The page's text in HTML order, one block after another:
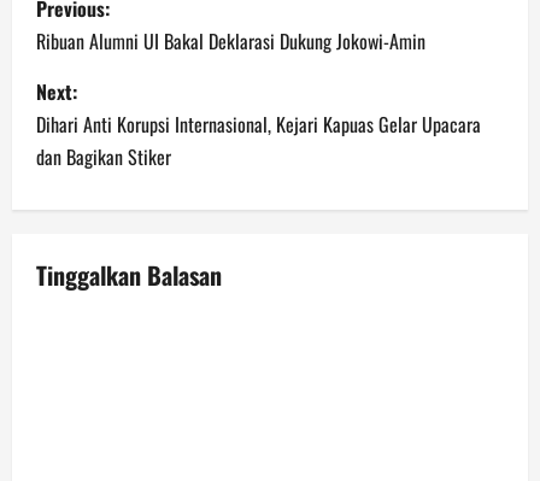
o
s
t
n
a
v
Previous:
Ribuan Alumni UI Bakal Deklarasi Dukung Jokowi-Amin
Next:
Dihari Anti Korupsi Internasional, Kejari Kapuas Gelar Upacara
dan Bagikan Stiker
Tinggalkan Balasan